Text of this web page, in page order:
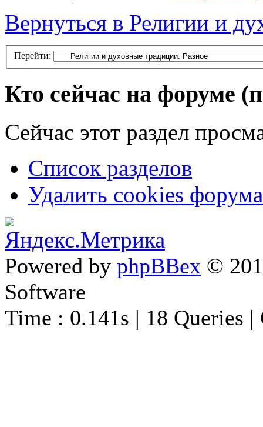
Вернуться в Религии и
Перейти:
Кто сейчас на форуме
Сейчас этот раздел
Список разделов
Удалить cookies форума
Powered by phpBBex ©
Software
Time : 0.141s | 18 Queries